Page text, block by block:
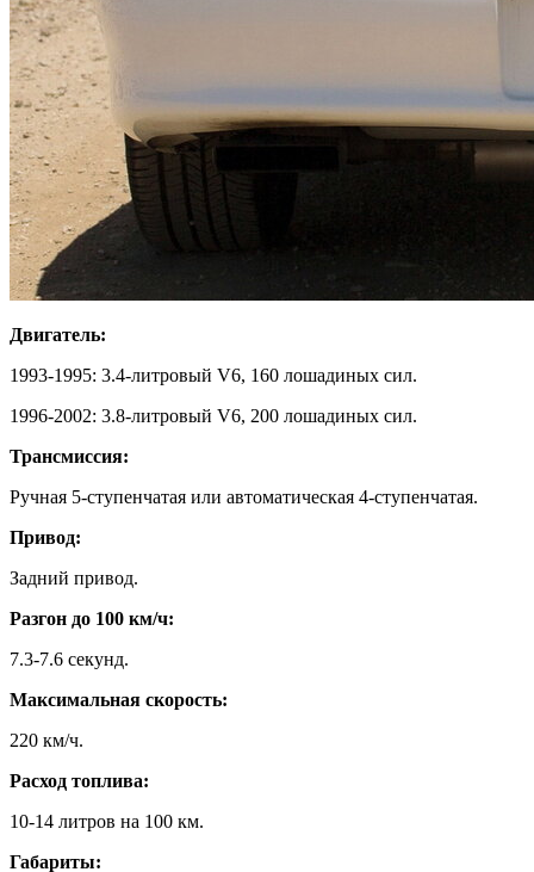
Двигатель:
1993-1995: 3.4-литровый V6, 160 лошадиных сил.
1996-2002: 3.8-литровый V6, 200 лошадиных сил.
Трансмиссия:
Ручная 5-ступенчатая или автоматическая 4-ступенчатая.
Привод:
Задний привод.
Разгон до 100 км/ч:
7.3-7.6 секунд.
Максимальная скорость:
220 км/ч.
Расход топлива:
10-14 литров на 100 км.
Габариты: